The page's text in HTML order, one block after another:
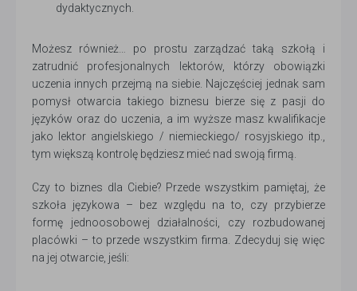
dydaktycznych.
Możesz również… po prostu zarządzać taką szkołą i
zatrudnić profesjonalnych lektorów, którzy obowiązki
uczenia innych przejmą na siebie. Najczęściej jednak sam
pomysł otwarcia takiego biznesu bierze się z pasji do
języków oraz do uczenia, a im wyższe masz kwalifikacje
jako lektor angielskiego / niemieckiego/ rosyjskiego itp.,
tym większą kontrolę będziesz mieć nad swoją firmą.
Czy to biznes dla Ciebie? Przede wszystkim pamiętaj, że
szkoła językowa – bez względu na to, czy przybierze
formę jednoosobowej działalności, czy rozbudowanej
placówki – to przede wszystkim firma. Zdecyduj się więc
na jej otwarcie, jeśli: